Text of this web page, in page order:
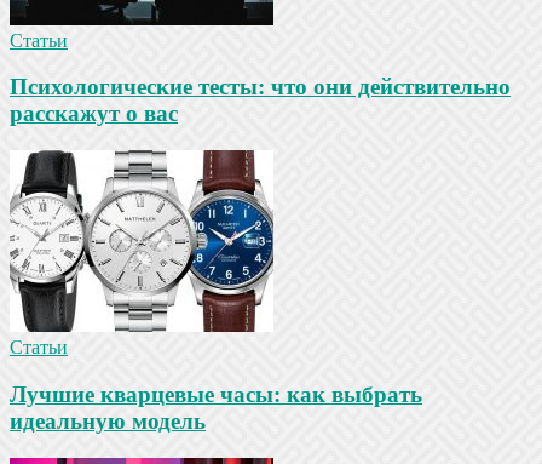
Статьи
Психологические тесты: что они действительно
расскажут о вас
Статьи
Лучшие кварцевые часы: как выбрать
идеальную модель